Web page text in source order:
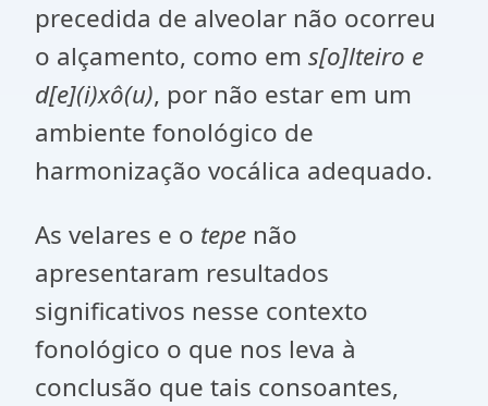
precedida de alveolar não ocorreu
o alçamento, como em s[o]lteiro e
d[e](i)xô(u), por não estar em um
ambiente fonológico de
harmonização vocálica adequado.
As velares e o tepe não
apresentaram resultados
significativos nesse contexto
fonológico o que nos leva à
conclusão que tais consoantes,